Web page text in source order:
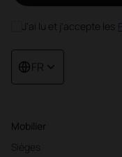
Mobilier
Sièges
J'ai lu et j'accepte les
FR